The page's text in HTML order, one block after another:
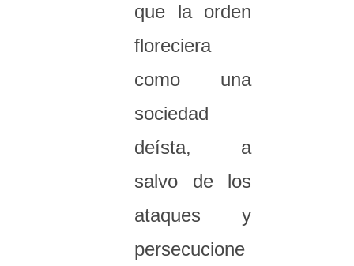
que la orden
floreciera
como una
sociedad
deísta, a
salvo de los
ataques y
persecucione